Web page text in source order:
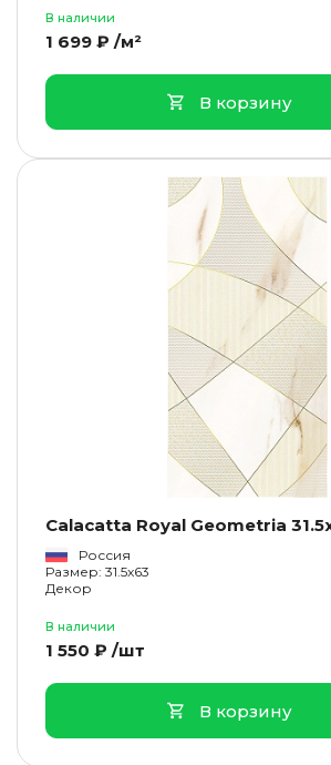
В наличии
1 699 ₽ /м²
В корзину
Calacatta Royal Geometria
Россия
Размер: 31.5x63
Декор
В наличии
1 550 ₽ /шт
В корзину